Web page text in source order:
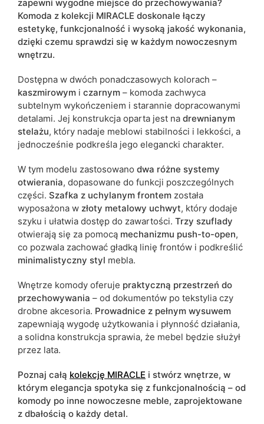
Termin dostawy: 17 dni roboczych
Ze względu na proces produkcyjny i właściwości materiałów,
możliwe są tolerancje wymiarowe na poziomie +/- 2–3 cm.
zapewni wygodne miejsce do przechowywania?
Komoda z kolekcji MIRACLE doskonale łączy
estetykę, funkcjonalność i wysoką jakość wykonania,
dzięki czemu sprawdzi się w każdym nowoczesnym
wnętrzu.
Dostępna w dwóch ponadczasowych kolorach –
kaszmirowym i czarnym – komoda zachwyca
subtelnym wykończeniem i starannie dopracowanymi
detalami. Jej konstrukcja oparta jest na drewnianym
stelażu, który nadaje meblowi stabilności i lekkości, a
jednocześnie podkreśla jego elegancki charakter.
W tym modelu zastosowano dwa różne systemy
otwierania, dopasowane do funkcji poszczególnych
części. Szafka z uchylanym frontem została
wyposażona w złoty metalowy uchwyt, który dodaje
szyku i ułatwia dostęp do zawartości. Trzy szuflady
otwierają się za pomocą mechanizmu push-to-open,
co pozwala zachować gładką linię frontów i podkreślić
minimalistyczny styl mebla.
Wnętrze komody oferuje praktyczną przestrzeń do
przechowywania – od dokumentów po tekstylia czy
drobne akcesoria. Prowadnice z pełnym wysuwem
zapewniają wygodę użytkowania i płynność działania,
a solidna konstrukcja sprawia, że mebel będzie służył
przez lata.
Poznaj całą kolekcję MIRACLE i stwórz wnętrze, w
którym elegancja spotyka się z funkcjonalnością – od
komody po inne nowoczesne meble, zaprojektowane
z dbałością o każdy detal.